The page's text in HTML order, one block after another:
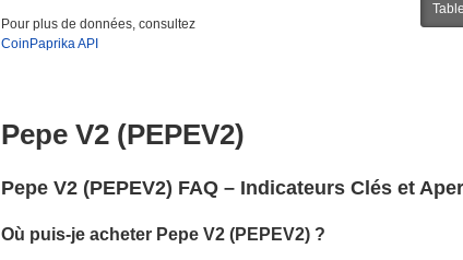
Pour plus de données, consultez
CoinPaprika API
Pepe V2 (PEPEV2)
Pepe V2 (PEPEV2) FAQ – Indicateurs Clés et
Où puis-je acheter Pepe V2 (PEPEV2) ?